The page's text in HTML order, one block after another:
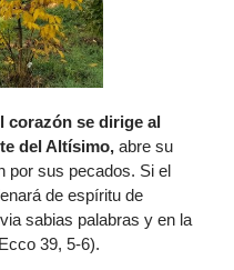
corazón se dirige al
del Altísimo, abre su
por sus pecados. Si el
de espíritu de
sabias palabras y en la
39, 5-6).